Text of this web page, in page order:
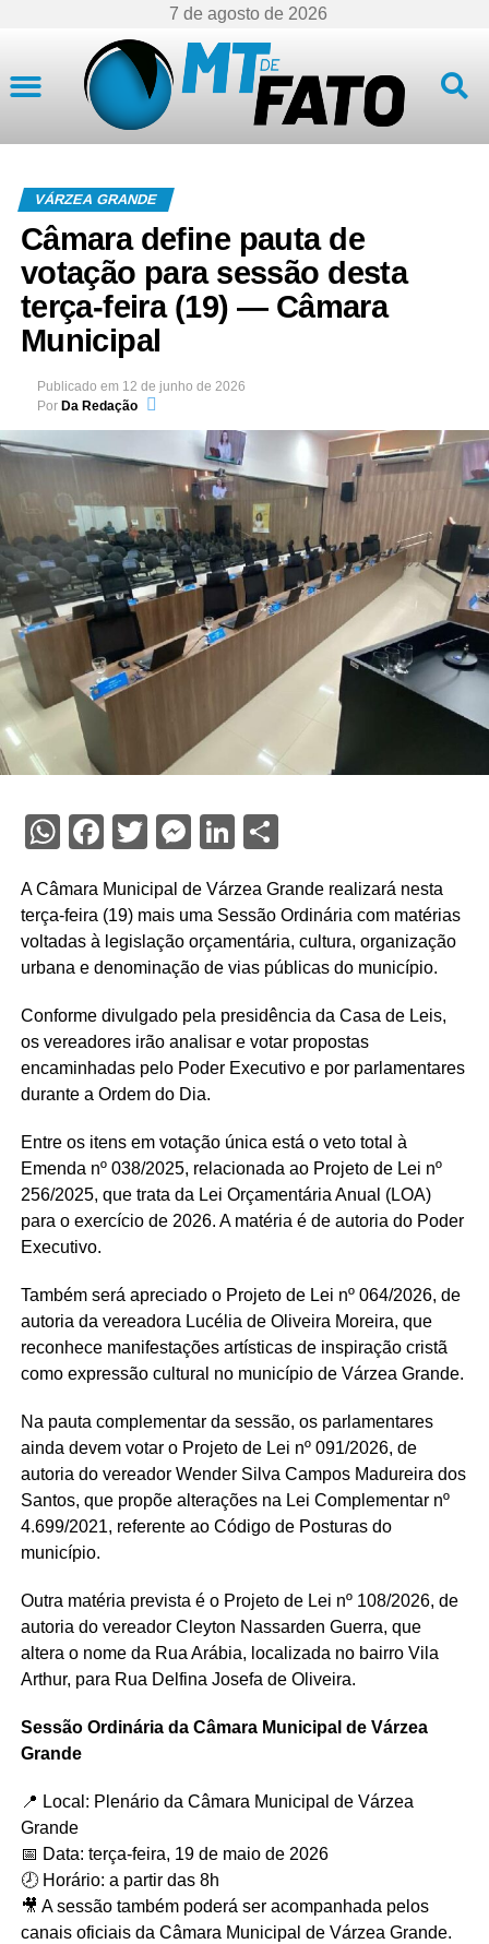
7 de agosto de 2026
VÁRZEA GRANDE
Câmara define pauta de
votação para sessão desta
terça-feira (19) — Câmara
Municipal
Publicado em 12 de junho de 2026
Por Da Redação
WhatsApp
Facebook
TwitterMessenger
LinkedIn
A Câmara Municipal de Várzea Grande realizará nesta
terça-feira (19) mais uma Sessão Ordinária com matérias
voltadas à legislação orçamentária, cultura, organização
urbana e denominação de vias públicas do município.
Conforme divulgado pela presidência da Casa de Leis,
os vereadores irão analisar e votar propostas
encaminhadas pelo Poder Executivo e por parlamentares
durante a Ordem do Dia.
Entre os itens em votação única está o veto total à
Emenda nº 038/2025, relacionada ao Projeto de Lei nº
256/2025, que trata da Lei Orçamentária Anual (LOA)
para o exercício de 2026. A matéria é de autoria do Poder
Executivo.
Também será apreciado o Projeto de Lei nº 064/2026, de
autoria da vereadora Lucélia de Oliveira Moreira, que
reconhece manifestações artísticas de inspiração cristã
como expressão cultural no município de Várzea Grande.
Na pauta complementar da sessão, os parlamentares
ainda devem votar o Projeto de Lei nº 091/2026, de
autoria do vereador Wender Silva Campos Madureira dos
Santos, que propõe alterações na Lei Complementar nº
4.699/2021, referente ao Código de Posturas do
município.
Outra matéria prevista é o Projeto de Lei nº 108/2026, de
autoria do vereador Cleyton Nassarden Guerra, que
altera o nome da Rua Arábia, localizada no bairro Vila
Arthur, para Rua Delfina Josefa de Oliveira.
Sessão Ordinária da Câmara Municipal de Várzea
Grande
📍 Local: Plenário da Câmara Municipal de Várzea
Grande
📅 Data: terça-feira, 19 de maio de 2026
🕗 Horário: a partir das 8h
🎥 A sessão também poderá ser acompanhada pelos
canais oficiais da Câmara Municipal de Várzea Grande.